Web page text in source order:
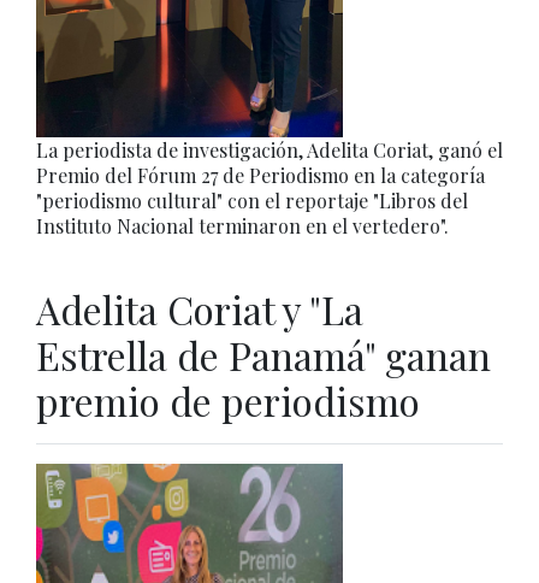
La periodista de investigación, Adelita Coriat, ganó el
Premio del Fórum 27 de Periodismo en la categoría
"periodismo cultural" con el reportaje "Libros del
Instituto Nacional terminaron en el vertedero".
Adelita Coriat y "La
Estrella de Panamá" ganan
premio de periodismo